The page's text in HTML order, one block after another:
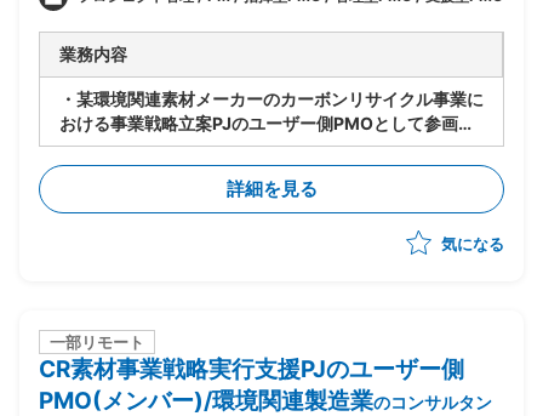
業務内容
・某環境関連素材メーカーのカーボンリサイクル事業に
おける事業戦略立案PJのユーザー側PMOとして参画
・市場開拓およびターゲット選定を含む事業戦略の具体
化および実行推進支援
・PJ全体の推進担当として進捗管理/課題管理/関係者調
整を実施
・オフテイク契約検討およびアライアンス推進を含む実
詳細を見る
気になる
一部リモート
CR素材事業戦略実行支援PJのユーザー側
PMO(メンバー)/環境関連製造業のコンサルタン